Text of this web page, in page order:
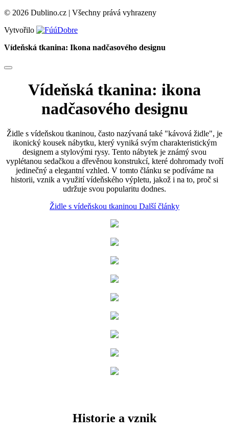
© 2026 Dublino.cz | Všechny prává vyhrazeny
Vytvořilo
Vídeňská tkanina: Ikona nadčasového designu
Vídeňská tkanina: ikona
nadčasového designu
Židle s vídeňskou tkaninou, často nazývaná také "kávová židle", je
ikonický kousek nábytku, který vyniká svým charakteristickým
designem a stylovými rysy. Tento nábytek je známý svou
vyplétanou sedačkou a dřevěnou konstrukcí, které dohromady tvoří
jedinečný a elegantní vzhled. V tomto článku se podíváme na
historii, vznik a využití vídeňského výpletu, jakož i na to, proč si
udržuje svou popularitu dodnes.
Židle s vídeňskou tkaninou Další články
Historie a vznik